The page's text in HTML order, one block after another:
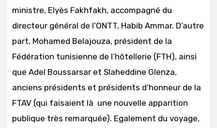
ministre, Elyès Fakhfakh, accompagné du
directeur général de l’ONTT, Habib Ammar. D’autre
part, Mohamed Belajouza, président de la
Fédération tunisienne de l’hôtellerie (FTH), ainsi
que Adel Boussarsar et Slaheddine Glenza,
anciens présidents et présidents d’honneur de la
FTAV (qui faisaient là une nouvelle apparition
publique très remarquée). Egalement du voyage,